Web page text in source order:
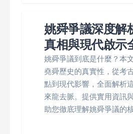
姚舜爭議深度解
真相與現代啟示
姚舜爭議到底是什麼？本
堯舜歷史的真實性，從考
點到現代影響，全面解析
來龍去脈。提供實用資訊
助您徹底理解姚舜爭議的